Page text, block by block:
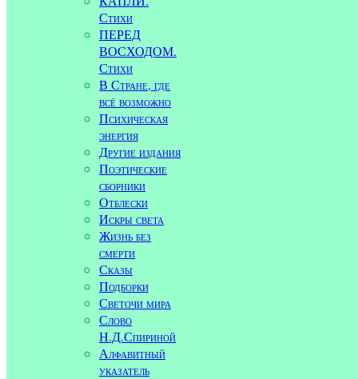
Стихи
ПЕРЕД
ВОСХОДОМ.
Стихи
В Стране, где
всё возможно
Психическая
энергия
Другие издания
Поэтические
сборники
Отблески
Искры света
Жизнь без
смерти
Сказы
Подборки
Светочи мира
Слово
Н.Д.Спириной
Алфавитный
указатель